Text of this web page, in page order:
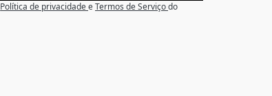
Política de privacidadeeTermos de Serviçodo